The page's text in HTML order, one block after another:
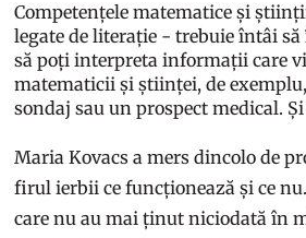
Competențele matematice și
legate de literație - trebuie întâi să
să poți interpreta informații care
matematicii și științei, de
sondaj sau un prospect medical.
Maria Kovacs a mers dincolo de
firul ierbii ce funcționează și ce
care nu au mai ținut niciodată în